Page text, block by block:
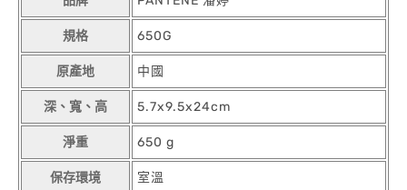
規格 650G
原產地 中國
深、寬、高 5.7x9.5x24cm
淨重 650 g
保存環境 室溫